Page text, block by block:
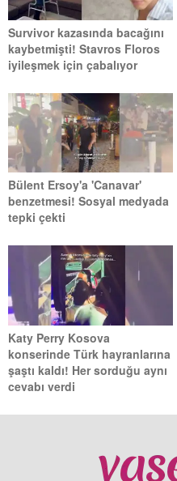
Survivor kazasında bacağını
kaybetmişti! Stavros Floros
iyileşmek için çabalıyor
Bülent Ersoy'a 'Canavar'
benzetmesi! Sosyal medyada
tepki çekti
Katy Perry Kosova
konserinde Türk hayranlarına
şaştı kaldı! Her sorduğu aynı
cevabı verdi